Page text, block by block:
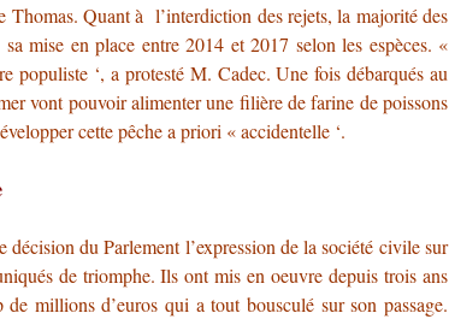
Thomas. Quant à l’interdiction des rejets, la majorité des
mise en place entre 2014 et 2017 selon les espèces. «
populiste ‘, a protesté M. Cadec. Une fois débarqués au
vont pouvoir alimenter une filière de farine de poissons
cette pêche a priori « accidentelle ‘.
du Parlement l’expression de la société civile sur
de triomphe. Ils ont mis en oeuvre depuis trois ans
millions d’euros qui a tout bousculé sur son passage.